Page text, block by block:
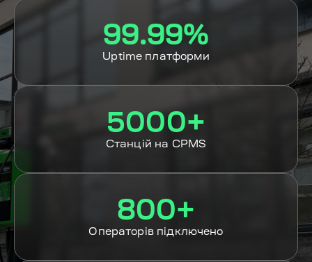
99.99%
Uptime платформи
5000+
Станцій на CPMS
800+
Операторів підключено